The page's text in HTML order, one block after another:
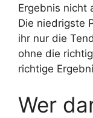
Ergebnis nicht
Die niedrigste
ihr nur die
ohne die
richtige
Wer